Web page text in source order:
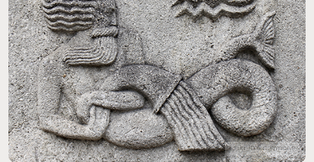
© Yulan | Dreamstime.com